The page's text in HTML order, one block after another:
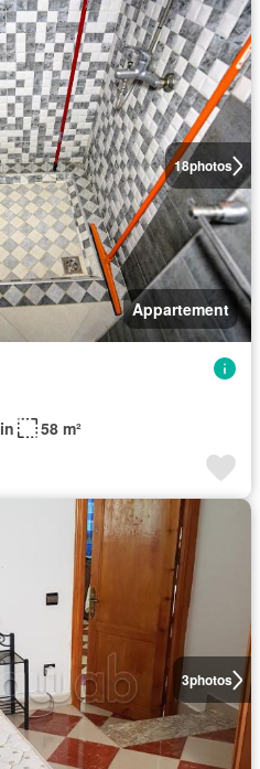
18photos
Appartement
58 m²
3photos